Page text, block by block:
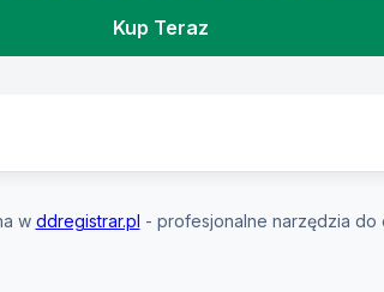
Kup Teraz
w ddregistrar.pl - profesjonalne narzędzia do